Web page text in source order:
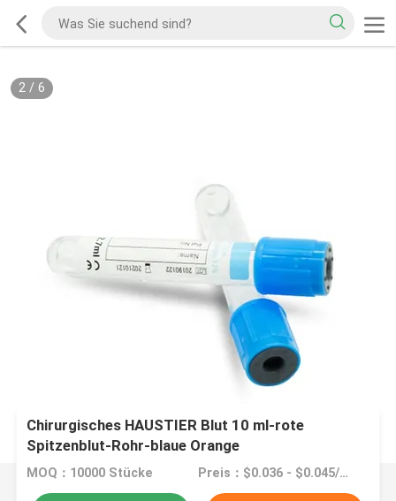
2/ 6
Chirurgisches HAUSTIER Blut 10 ml-rote
Spitzenblut-Rohr-blaue Orange
MOQ：10000 Stücke Preis：$0.036 - $0.045/pieces